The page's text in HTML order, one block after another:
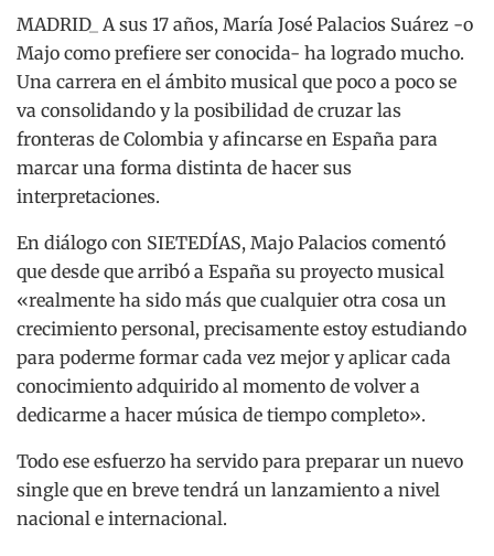
MADRID_ A sus 17 años, María José Palacios Suárez -o
Majo como prefiere ser conocida- ha logrado mucho.
Una carrera en el ámbito musical que poco a poco se
va consolidando y la posibilidad de cruzar las
fronteras de Colombia y afincarse en España para
marcar una forma distinta de hacer sus
interpretaciones.
En diálogo con SIETEDÍAS, Majo Palacios comentó
que desde que arribó a España su proyecto musical
«realmente ha sido más que cualquier otra cosa un
crecimiento personal, precisamente estoy estudiando
para poderme formar cada vez mejor y aplicar cada
conocimiento adquirido al momento de volver a
dedicarme a hacer música de tiempo completo».
Todo ese esfuerzo ha servido para preparar un nuevo
single que en breve tendrá un lanzamiento a nivel
nacional e internacional.